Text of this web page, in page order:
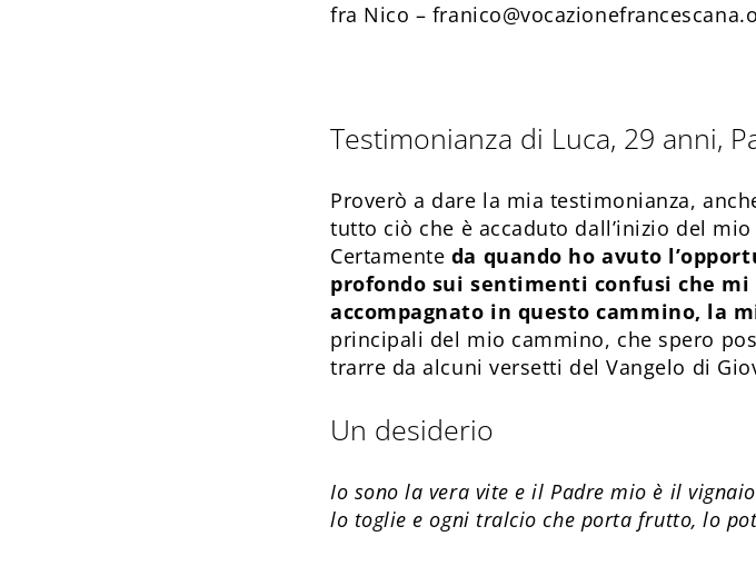
fra Nico –
Testimonianza di Luca, 29 anni,
Proverò a dare la mia testimonianza,
tutto ciò che è accaduto dall’inizio del
Certamente da quando ho avuto
profondo sui sentimenti confusi che mi
accompagnato in questo cammino, la
principali del mio cammino, che spero
trarre da alcuni versetti del Vangelo di
Un desiderio
Io sono la vera vite e il Padre mio è il
lo toglie e ogni tralcio che porta frutto, lo